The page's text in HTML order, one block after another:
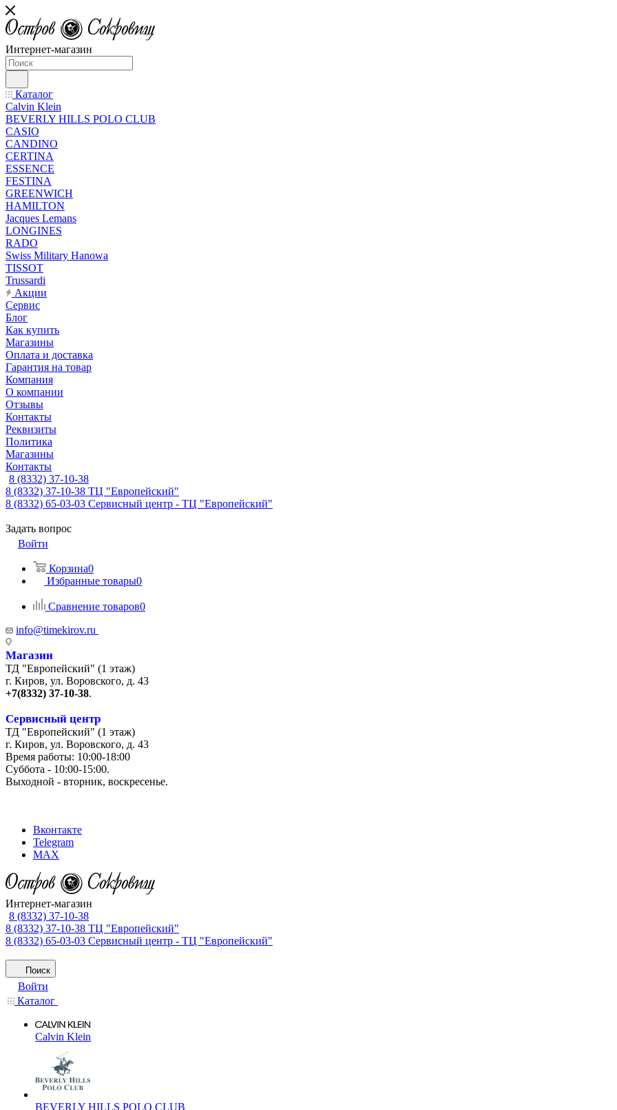
Интернет-магазин
Каталог
Calvin Klein
BEVERLY HILLS POLO CLUB
CASIO
CANDINO
CERTINA
ESSENCE
FESTINA
GREENWICH
HAMILTON
Jacques Lemans
LONGINES
RADO
Swiss Military Hanowa
TISSOT
Trussardi
Акции
Сервис
Блог
Как купить
Магазины
Оплата и доставка
Гарантия на товар
Компания
О компании
Отзывы
Контакты
Реквизиты
Политика
Магазины
Контакты
8 (8332) 37-10-38
8 (8332) 37-10-38 ТЦ "Европейский"
8 (8332) 65-03-03 Сервисный центр - ТЦ "Европейский"
Задать вопрос
Войти
Корзина0
Избранные товары0
Сравнение товаров0
info@timekirov.ru
Магазин
ТД "Европейский" (1 этаж)
г. Киров, ул. Воровского, д. 43
+7(8332) 37-10-38.
Сервисный центр
ТД "Европейский" (1 этаж)
г. Киров, ул. Воровского, д. 43
Время работы: 10:00-18:00
Суббота - 10:00-15:00.
Выходной - вторник, воскресенье.
Вконтакте
Telegram
MAX
Интернет-магазин
8 (8332) 37-10-38
8 (8332) 37-10-38 ТЦ "Европейский"
8 (8332) 65-03-03 Сервисный центр - ТЦ "Европейский"
Поиск
Войти
Каталог
Calvin Klein
BEVERLY HILLS POLO CLUB